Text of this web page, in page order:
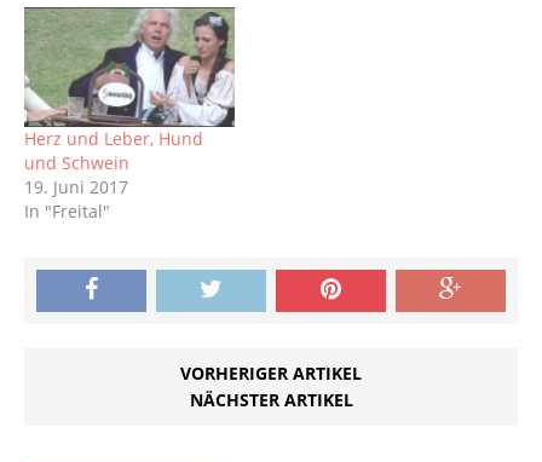
Verfügung des
Gesundheitsministeriums
soll voraussichtlich ab 18.
März 2020 bis zunächst
20. April 2020 gelten. Ziel
ist es, das
Ansteckungsrisiko mit
dem Corona-Virus weiter
zu reduzieren. Für den
werden geschlossen:
Theater,…
Herz und Leber, Hund
und Schwein
19. Juni 2017
In "Freital"
VORHERIGER ARTIKEL
NÄCHSTER ARTIKEL